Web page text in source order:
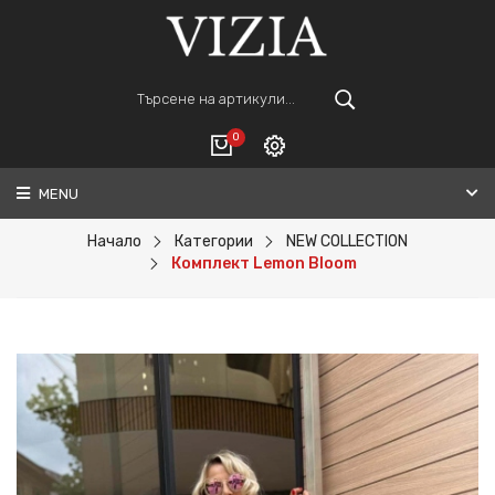
0
ВАШАТА КОЛИЧКА Е ПРАЗНА.
ПОРЪЧАЙ
Регистрация
MENU
Начало Категории
NEW COLLECTION
Комплект Lemon Bloom